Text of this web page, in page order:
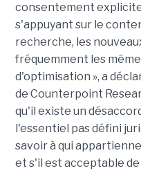
consentement
s'appuyant sur le
recherche, les
fréquemment les
d'optimisation », a
de Counterpoint
qu'il existe un
l'essentiel pas défini
savoir à qui
et s'il est acceptable